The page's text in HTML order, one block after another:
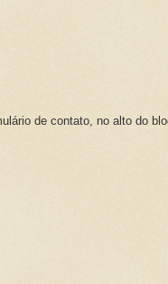
de contato, no alto do